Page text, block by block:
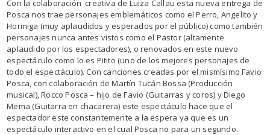
Con la colaboración creativa de Luiza Callau esta nueva entrega de
Posca nos trae personajes emblemáticos como el Perro, Angelito y
Hormiga (muy aplaudidos y esperados por el público) como también
personajes nunca antes vistos como el Pastor (altamente
aplaudido por los espectadores), o renovados en este nuevo
espectáculo como lo es Pitito (uno de los mejores personajes de
todo el espectáculo). Con canciones creadas por el mismísimo Favio
Posca, con colaboración de Martín Tucán Bossa (Producción
musical), Rocco Posca – hijo de Favio (Guitarras y coros) y Diego
Mema (Guitarra en chacarera) este espectáculo hace que el
espectador este constantemente a la espera ya que es un
espectáculo interactivo en el cual Posca no para un segundo.